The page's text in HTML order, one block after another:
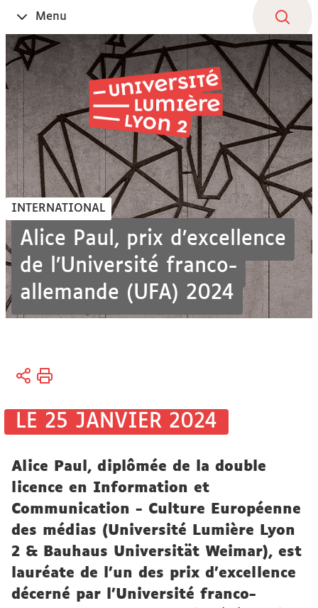
contenu
Ouvrir
le
Menu
INTERNATIONAL
Alice Paul, prix d’excellence
de l’Université franco-
allemande (UFA) 2024
Vous
Accueil
Actualités
Informations,
LE 25 JANVIER 2024
Alice Paul, diplômée de la double
licence en Information et
Communication - Culture Européenne
des médias (Université Lumière Lyon
2 & Bauhaus Universität Weimar), est
lauréate de l'un des prix d'excellence
décerné par l'Université franco-